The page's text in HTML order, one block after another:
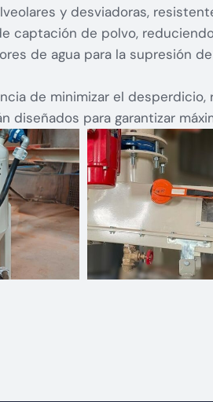
y desviadoras,
captación de polvo,
de agua para la supresión
de minimizar el
diseñados para garantizar